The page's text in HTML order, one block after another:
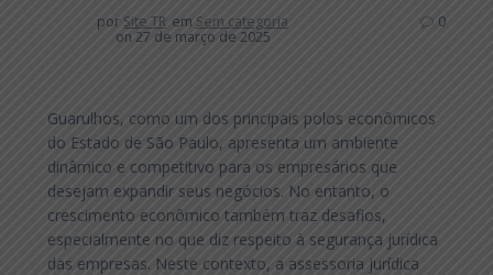
por Site TR em Sem categoria
on 27 de março de 2025
0
Guarulhos, como um dos principais polos econômicos
do Estado de São Paulo, apresenta um ambiente
dinâmico e competitivo para os empresários que
desejam expandir seus negócios. No entanto, o
crescimento econômico também traz desafios,
especialmente no que diz respeito à segurança jurídica
das empresas. Neste contexto, a assessoria jurídica